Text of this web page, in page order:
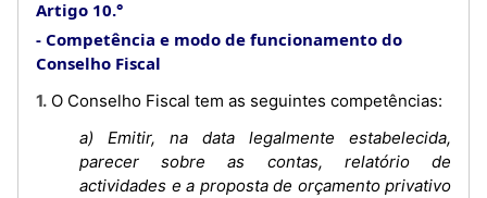
Artigo 10.°
Competência e modo de funcionamento do
Conselho Fiscal
1. O Conselho Fiscal tem as seguintes competências:
a) Emitir, na data legalmente estabelecida,
parecer sobre as contas, relatório de
actividades e a proposta de orçamento privativo